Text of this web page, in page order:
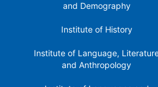
and Demography
Institute of History
Institute of Language,
and Anthropology